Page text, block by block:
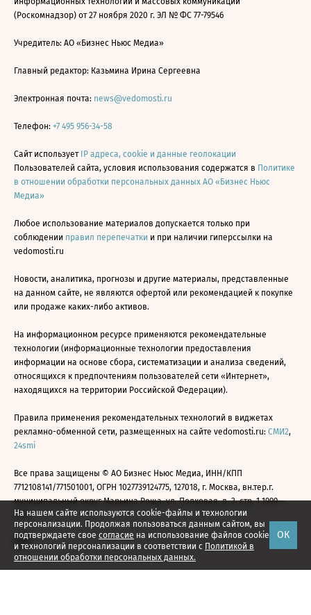
На нашем сайте используются cookie-файлы и технологии
персонализации. Продолжая пользоваться данным сайтом, вы
подтверждаете свое согласие на использование файлов cookie
и технологий персонализации в соответствии с Политикой в
отношении обработки персональных данных.
ОК
(Роскомнадзор) от 27 ноября 2020 г. ЭЛ № ФС 77-79546
Учредитель: АО «Бизнес Ньюс Медиа»
Главный редактор: Казьмина Ирина Сергеевна
Электронная почта: news@vedomosti.ru
Телефон: +7 495 956-34-58
Сайт использует IP адреса, cookie и данные геолокации
Пользователей сайта, условия использования содержатся в Политике
в отношении обработки персональных данных АО «Бизнес Ньюс
Медиа»
Любое использование материалов допускается только при
соблюдении правил перепечатки и при наличии гиперссылки на
vedomosti.ru
Новости, аналитика, прогнозы и другие материалы, представленные
на данном сайте, не являются офертой или рекомендацией к покупке
или продаже каких-либо активов.
На информационном ресурсе применяются рекомендательные
технологии (информационные технологии предоставления
информации на основе сбора, систематизации и анализа сведений,
относящихся к предпочтениям пользователей сети «Интернет»,
находящихся на территории Российской Федерации).
Правила применения рекомендательных технологий в виджетах
рекламно-обменной сети, размещенных на сайте vedomosti.ru: СМИ2,
24smi
Все права защищены © АО Бизнес Ньюс Медиа, ИНН/КПП
7712108141/771501001, ОГРН 1027739124775, 127018, г. Москва, вн.тер.г.
муниципальный округ Марьина Роща, ул. Полковая, д. 3, стр. 1 1999—
2026